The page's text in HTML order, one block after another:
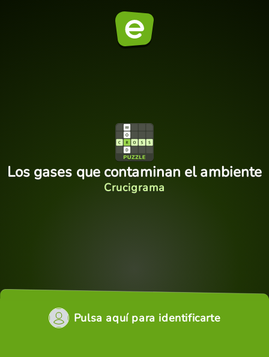
Los gases que contaminan el ambiente
Crucigrama
Pulsa aquí para identificarte